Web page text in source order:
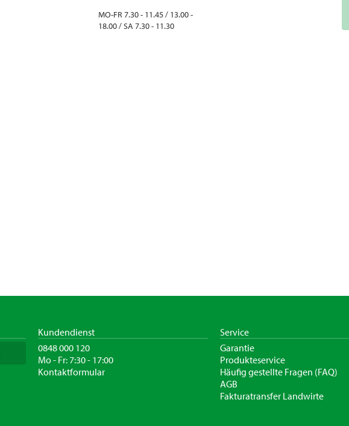
MO-FR 7.30 - 11.45 / 13.00 -
18.00 / SA 7.30 - 11.30
Kundendienst
0848 000 120
Mo - Fr: 7:30 - 17:00
Kontaktformular
Service
Garantie
Produkteservice
Häufig gestellte Fragen (FAQ)
AGB
Fakturatransfer Landwirte